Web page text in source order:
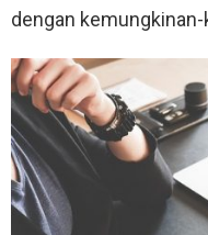
dengan